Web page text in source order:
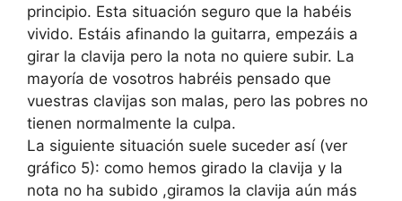
principio. Esta situación seguro que la habéis
vivido. Estáis afinando la guitarra, empezáis a
girar la clavija pero la nota no quiere subir. La
mayoría de vosotros habréis pensado que
vuestras clavijas son malas, pero las pobres no
tienen normalmente la culpa.
La siguiente situación suele suceder así (ver
gráfico 5): como hemos girado la clavija y la
nota no ha subido ,giramos la clavija aún más